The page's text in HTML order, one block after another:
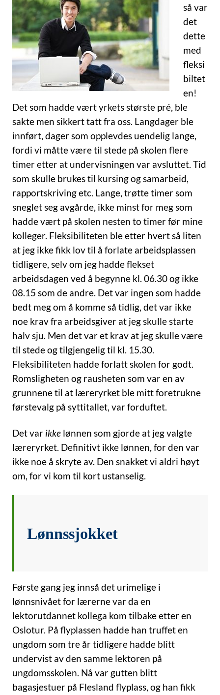
så var
det
dette
med
fleksi
biltet
en!
Det som hadde vært yrkets største pré, ble
sakte men sikkert tatt fra oss. Langdager ble
innført, dager som opplevdes uendelig lange,
fordi vi måtte være til stede på skolen flere
timer etter at undervisningen var avsluttet. Tid
som skulle brukes til kursing og samarbeid,
rapportskriving etc. Lange, trøtte timer som
sneglet seg avgårde, ikke minst for meg som
hadde vært på skolen nesten to timer før mine
kolleger. Fleksibiliteten ble etter hvert så liten
at jeg ikke fikk lov til å forlate arbeidsplassen
tidligere, selv om jeg hadde flekset
arbeidsdagen ved å begynne kl. 06.30 og ikke
08.15 som de andre. Det var ingen som hadde
bedt meg om å komme så tidlig, det var ikke
noe krav fra arbeidsgiver at jeg skulle starte
halv sju. Men det var et krav at jeg skulle være
til stede og tilgjengelig til kl. 15.30.
Fleksibiliteten hadde forlatt skolen for godt.
Romsligheten og rausheten som var en av
grunnene til at læreryrket ble mitt foretrukne
førstevalg på syttitallet, var forduftet.
Det var ikke lønnen som gjorde at jeg valgte
læreryrket. Definitivt ikke lønnen, for den var
ikke noe å skryte av. Den snakket vi aldri høyt
om, for vi kom til kort ustanselig.
Lønnssjokket
Første gang jeg innså det urimelige i
lønnsnivået for lærerne var da en
lektorutdannet kollega kom tilbake etter en
Oslotur. På flyplassen hadde han truffet en
ungdom som tre år tidligere hadde blitt
undervist av den samme lektoren på
ungdomsskolen. Nå var gutten blitt
bagasjestuer på Flesland flyplass, og han fikk